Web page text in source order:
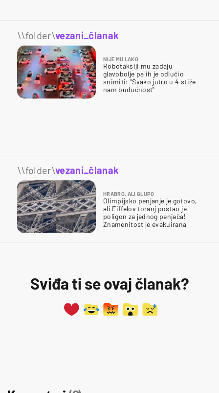
\\folder\vezani_članak
NIJE MU LAKO
Robotaksiji mu zadaju
glavobolje pa ih je odlučio
snimiti: "Svako jutro u 4 stiže
nam budućnost"
\\folder\vezani_članak
HRABRO, ALI GLUPO
Olimpijsko penjanje je gotovo,
ali Eiffelov toranj postao je
poligon za jednog penjača!
Znamenitost je evakuirana
Sviđa ti se ovaj članak?